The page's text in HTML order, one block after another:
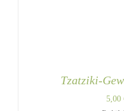
Tzatziki-
5,00